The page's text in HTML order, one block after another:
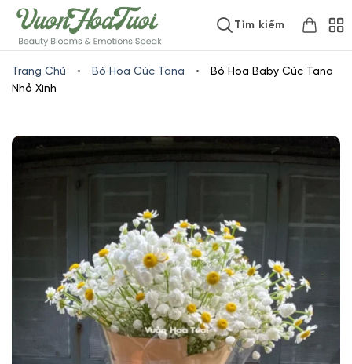
www.vuonhoatuoi.vnSkip
to
content
Tìm kiếm
Trang Chủ • Bó Hoa Cúc Tana •
Bó Hoa Baby Cúc Tana
Nhỏ Xinh